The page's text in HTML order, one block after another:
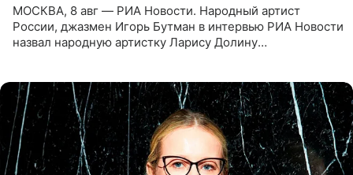
МОСКВА, 8 авг — РИА Новости. Народный артист
России, джазмен Игорь Бутман в интервью РИА Новости
назвал народную артистку Ларису Долину